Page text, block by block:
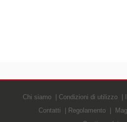
Chi siamo Condizioni di utilizzo
Contatti
Regolamento